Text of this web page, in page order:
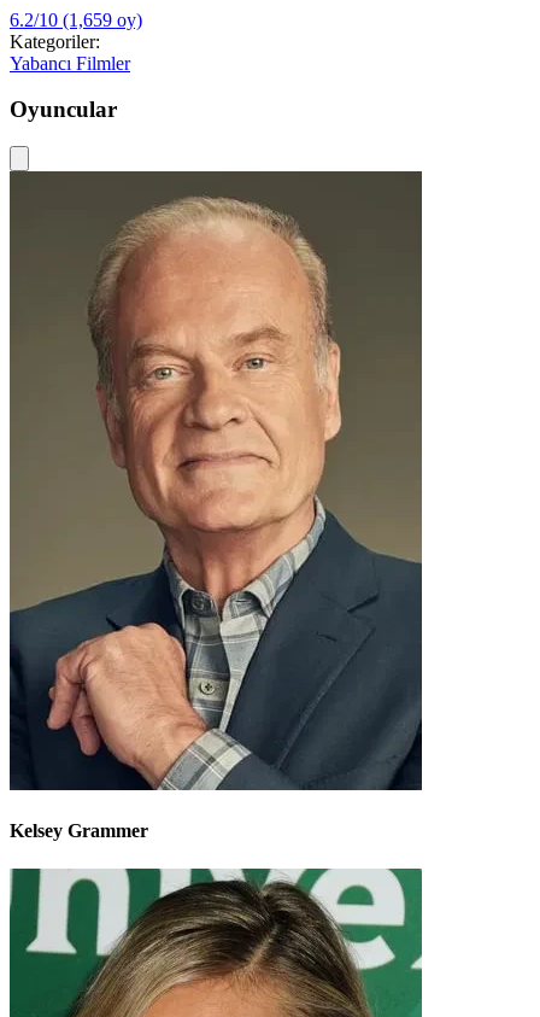
6.2/10 (1,659 oy)
Kategoriler:
Yabancı Filmler
Oyuncular
Kelsey Grammer